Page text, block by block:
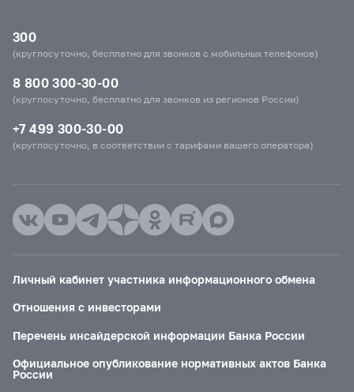
300
(круглосуточно, бесплатно для звонков с мобильных телефонов)
8 800 300-30-00
(круглосуточно, бесплатно для звонков из регионов России)
+7 499 300-30-00
(круглосуточно, в соответствии с тарифами вашего оператора)
Личный кабинет участника информационного обмена
Отношения с инвесторами
Перечень инсайдерской информации Банка России
Официальное опубликование нормативных актов Банка
России